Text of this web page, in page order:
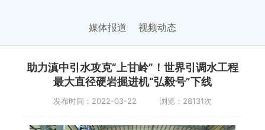
媒体报道 视频动态
助力滇中引水攻克“上甘岭”！世界引调水工程
最大直径硬岩掘进机“弘毅号”下线
发布时间：2022-03-22 浏览：28131次